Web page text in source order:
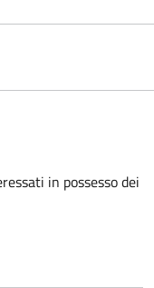
in possesso dei